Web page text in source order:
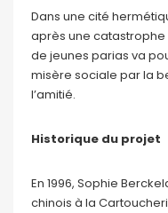
Dans une cité
après une
de jeunes parias va
misère sociale par la
l’amitié.
Historique du projet
En 1996, Sophie
chinois à la